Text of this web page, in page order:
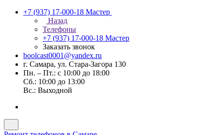
+7 (937) 17-000-18 Мастер
Назад
Телефоны
+7 (937) 17-000-18 Мастер
Заказать звонок
boolcast0001@yandex.ru
г. Самара, ул. Стара-Загора 130
Пн. – Пт.: с 10:00 до 18:00
Сб.: 10:00 до 13:00
Вс.: Выходной